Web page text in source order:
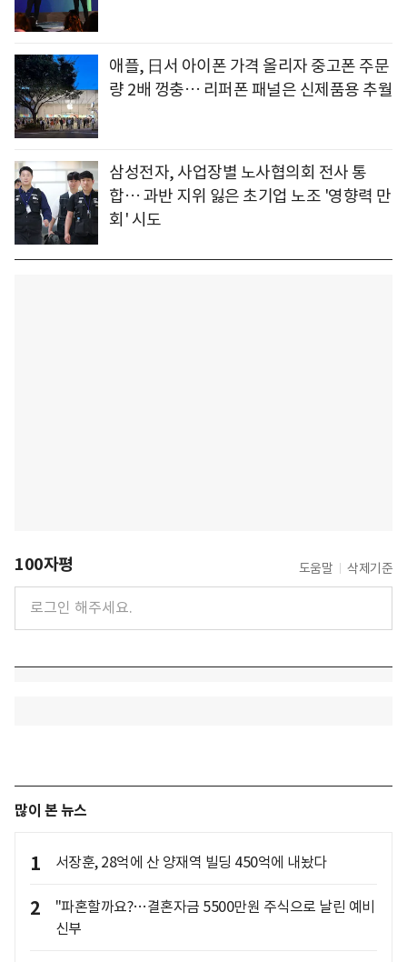
애플, 日서 아이폰 가격 올리자 중고폰 주문
량 2배 껑충… 리퍼폰 패널은 신제품용 추월
삼성전자, 사업장별 노사협의회 전사 통
합… 과반 지위 잃은 초기업 노조 '영향력 만
회' 시도
100자평 도움말 삭제기준
많이 본 뉴스
1 서장훈, 28억에 산 양재역 빌딩 450억에 내놨다
2
"파혼할까요?…결혼자금 5500만원 주식으로 날린 예비
신부